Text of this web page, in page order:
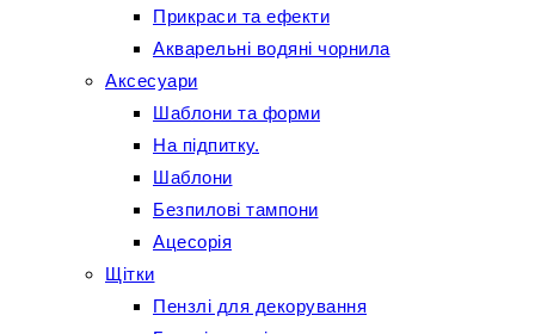
Прикраси та ефекти
Акварельні водяні чорнила
Аксесуари
Шаблони та форми
На підпитку.
Шаблони
Безпилові тампони
Ацесорія
Щітки
Пензлі для декорування